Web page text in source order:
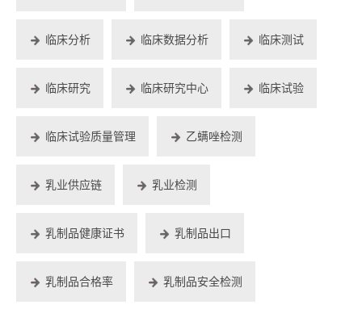
临床分析 临床数据分析 临床测试
临床研究 临床研究中心 临床试验
临床试验质量管理 乙螨唑检测
乳业供应链 乳业检测
乳制品健康证书 乳制品出口
乳制品合格率 乳制品安全检测